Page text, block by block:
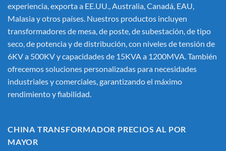
experiencia, exporta a EE.UU., Australia, Canadá, EAU,
Malasia y otros países. Nuestros productos incluyen
transformadores de mesa, de poste, de subestación, de tipo
seco, de potencia y de distribución, con niveles de tensión de
6KV a 500KV y capacidades de 15KVA a 1200MVA. También
ofrecemos soluciones personalizadas para necesidades
industriales y comerciales, garantizando el máximo
rendimiento y fiabilidad.
CHINA TRANSFORMADOR PRECIOS AL POR
MAYOR